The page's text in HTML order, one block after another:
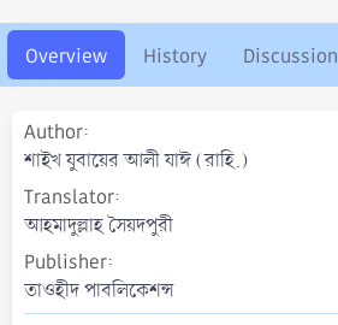
o
n
Overview History Discussion
Author
শাইখ যুবায়ের আলী যাঈ (রাহি.)
Translator
আহমাদুল্লাহ সৈয়দপুরী
Publisher
তাওহীদ পাবলিকেশন্স